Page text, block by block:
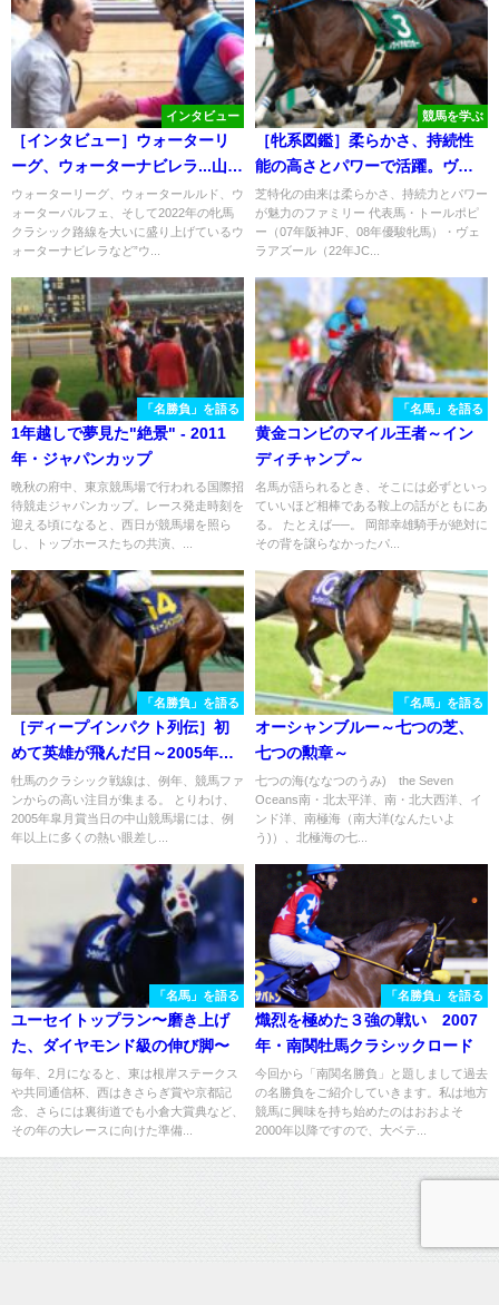
インタビュー
［インタビュー］ウォーターリ
ーグ、ウォーターナビレラ...山岡
正人オーナーが語る、我が競馬
人生
ウォーターリーグ、ウォータールルド、ウ
ォーターパルフェ、そして2022年の牝馬
クラシック路線を大いに盛り上げているウ
ォーターナビレラなど”ウ...
競馬を学ぶ
［牝系図鑑］柔らかさ、持続性
能の高さとパワーで活躍。ヴェ
ラアズールやアヴェンチュラを
輩出したムーンインディゴ牝
系。
芝特化の由来は柔らかさ、持続力とパワー
が魅力のファミリー 代表馬・トールポピ
ー（07年阪神JF、08年優駿牝馬）・ヴェ
ラアズール（22年JC...
「名勝負」を語る
1年越しで夢見た"絶景" - 2011
年・ジャパンカップ
晩秋の府中、東京競馬場で行われる国際招
待競走ジャパンカップ。レース発走時刻を
迎える頃になると、西日が競馬場を照ら
し、トップホースたちの共演、...
「名馬」を語る
黄金コンビのマイル王者～イン
ディチャンプ～
名馬が語られるとき、そこには必ずといっ
ていいほど相棒である鞍上の話がともにあ
る。 たとえば──。 岡部幸雄騎手が絶対に
その背を譲らなかったパ...
「名勝負」を語る
［ディープインパクト列伝］初
めて英雄が飛んだ日～2005年・
皐月賞～
牡馬のクラシック戦線は、例年、競馬ファ
ンからの高い注目が集まる。 とりわけ、
2005年皐月賞当日の中山競馬場には、例
年以上に多くの熱い眼差し...
「名馬」を語る
オーシャンブルー～七つの芝、
七つの勲章～
七つの海(ななつのうみ) the Seven
Oceans南・北太平洋、南・北大西洋、イ
ンド洋、南極海（南大洋(なんたいよ
う)）、北極海の七...
「名馬」を語る
ユーセイトップラン〜磨き上げ
た、ダイヤモンド級の伸び脚〜
毎年、2月になると、東は根岸ステークス
や共同通信杯、西はきさらぎ賞や京都記
念、さらには裏街道でも小倉大賞典など、
その年の大レースに向けた準備...
「名勝負」を語る
熾烈を極めた３強の戦い 2007
年・南関牡馬クラシックロード
今回から「南関名勝負」と題しまして過去
の名勝負をご紹介していきます。私は地方
競馬に興味を持ち始めたのはおおよそ
2000年以降ですので、大ベテ...